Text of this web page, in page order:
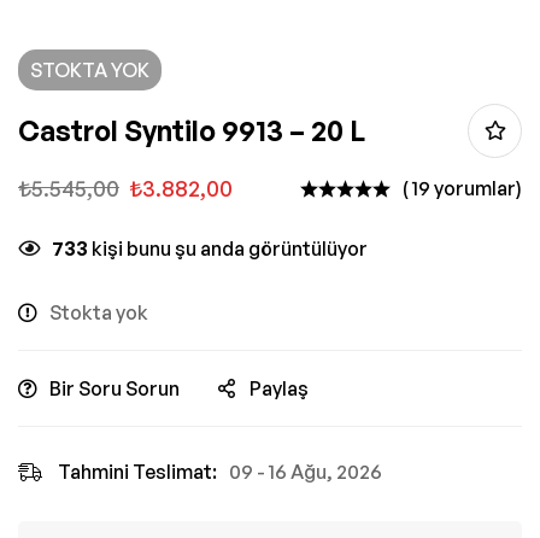
STOKTA YOK
Castrol Syntilo 9913 – 20 L
₺5.545,00 ₺3.882,00 ( 19 yorumlar)
733 kişi bunu şu anda görüntülüyor
Stokta yok
Bir Soru Sorun Paylaş
Tahmini Teslimat: 09 - 16 Ağu, 2026